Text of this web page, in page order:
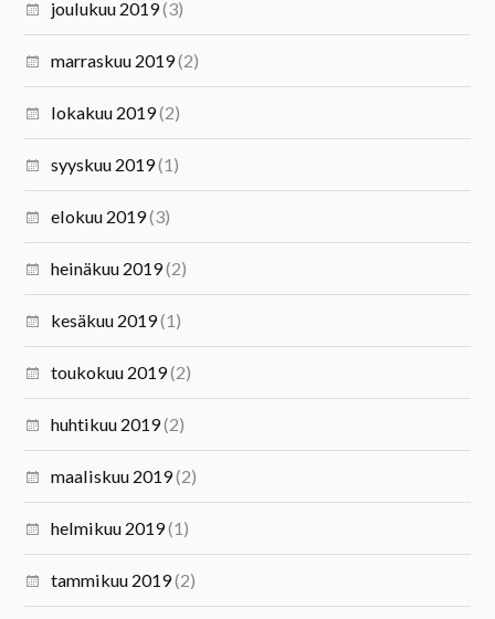
joulukuu 2019(3)
marraskuu 2019(2)
lokakuu 2019(2)
syyskuu 2019(1)
elokuu 2019(3)
heinäkuu 2019(2)
kesäkuu 2019(1)
toukokuu 2019(2)
huhtikuu 2019(2)
maaliskuu 2019(2)
helmikuu 2019(1)
tammikuu 2019(2)